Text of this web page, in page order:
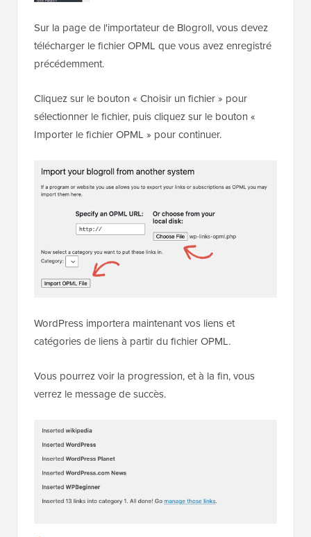
Sur la page de l'importateur de Blogroll, vous devez
télécharger le fichier OPML que vous avez enregistré
précédemment.
Cliquez sur le bouton « Choisir un fichier » pour
sélectionner le fichier, puis cliquez sur le bouton «
Importer le fichier OPML » pour continuer.
WordPress importera maintenant vos liens et
catégories de liens à partir du fichier OPML.
Vous pourrez voir la progression, et à la fin, vous
verrez le message de succès.